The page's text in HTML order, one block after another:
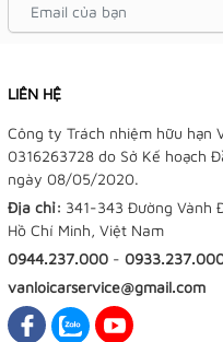
LIÊN HỆ
Công ty Trách nhiệm hữu hạn
0316263728 do Sở Kế hoạch
ngày 08/05/2020.
Địa chỉ: 341-343 Đường Vành
Hồ Chí Minh, Việt Nam
0944.237.000 -
vanloicarservice@gmail.com